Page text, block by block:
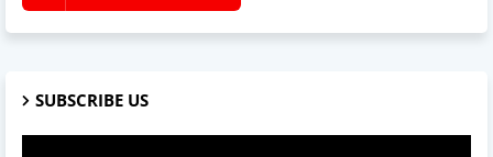
SUBSCRIBE US